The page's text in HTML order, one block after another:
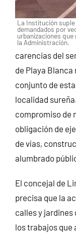
La Institución
demandados por
urbanizaciones
la Administración.
carencias del
de Playa
conjunto de
localidad
compromiso de
obligación de
de vías,
alumbrado
El concejal de
precisa que la
calles y jardines
los trabajos que